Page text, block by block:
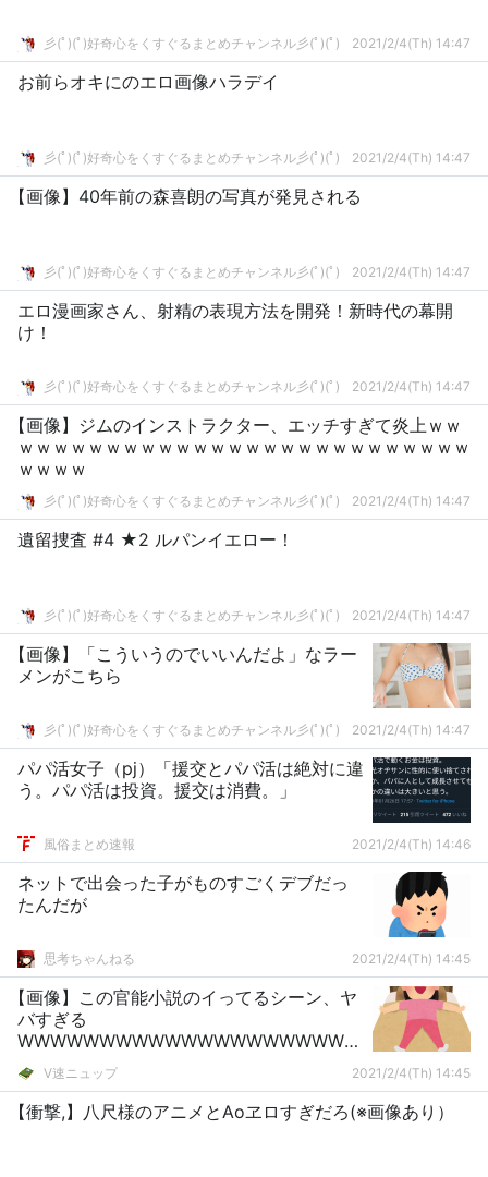
彡(ﾟ)(ﾟ)好奇心をくすぐるまとめチャンネル彡(ﾟ)(ﾟ) 2021/2/4(Th) 14:47
お前らオキにのエロ画像ハラデイ
彡(ﾟ)(ﾟ)好奇心をくすぐるまとめチャンネル彡(ﾟ)(ﾟ) 2021/2/4(Th) 14:47
【画像】40年前の森喜朗の写真が発見される
彡(ﾟ)(ﾟ)好奇心をくすぐるまとめチャンネル彡(ﾟ)(ﾟ) 2021/2/4(Th) 14:47
エロ漫画家さん、射精の表現方法を開発！新時代の幕開
け！
彡(ﾟ)(ﾟ)好奇心をくすぐるまとめチャンネル彡(ﾟ)(ﾟ) 2021/2/4(Th) 14:47
【画像】ジムのインストラクター、エッチすぎて炎上ｗｗ
ｗｗｗｗｗｗｗｗｗｗｗｗｗｗｗｗｗｗｗｗｗｗｗｗｗｗ
ｗｗｗｗ
彡(ﾟ)(ﾟ)好奇心をくすぐるまとめチャンネル彡(ﾟ)(ﾟ) 2021/2/4(Th) 14:47
遺留捜査 #4 ★2 ルパンイエロー！
彡(ﾟ)(ﾟ)好奇心をくすぐるまとめチャンネル彡(ﾟ)(ﾟ) 2021/2/4(Th) 14:47
【画像】「こういうのでいいんだよ」なラー
メンがこちら
彡(ﾟ)(ﾟ)好奇心をくすぐるまとめチャンネル彡(ﾟ)(ﾟ) 2021/2/4(Th) 14:47
パパ活女子（pj）「援交とパパ活は絶対に違
う。パパ活は投資。援交は消費。」
風俗まとめ速報 2021/2/4(Th) 14:46
ネットで出会った子がものすごくデブだっ
たんだが
思考ちゃんねる 2021/2/4(Th) 14:45
【画像】この官能小説のイってるシーン、ヤ
バすぎる
WWWWWWWWWWWWWWWWWWWWW
W
V速ニュップ 2021/2/4(Th) 14:45
【衝撃,】八尺様のアニメとAoヱロすぎだろ(※画像あり）